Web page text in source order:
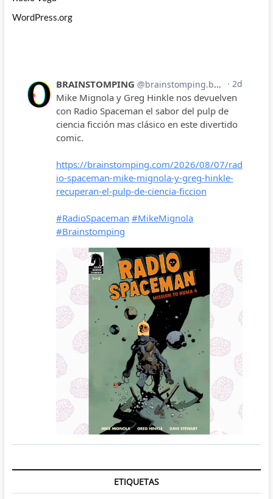
WordPress.org
ETIQUETAS